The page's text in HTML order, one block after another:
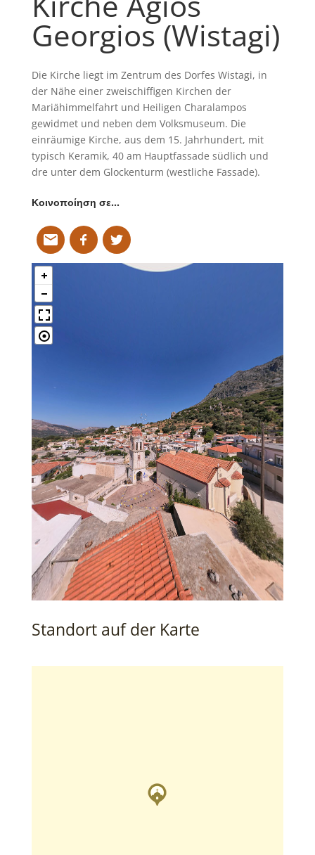
Georgios (Wistagi)
Die Kirche liegt im Zentrum des Dorfes Wistagi, in
der Nähe einer zweischiffigen Kirchen der
Mariähimmelfahrt und Heiligen Charalampos
gewidmet und neben dem Volksmuseum. Die
einräumige Kirche, aus dem 15. Jahrhundert, mit
typisch Keramik, 40 am Hauptfassade südlich und
dre unter dem Glockenturm (westliche Fassade).
Κοινοποίηση σε…
Standort auf der Karte